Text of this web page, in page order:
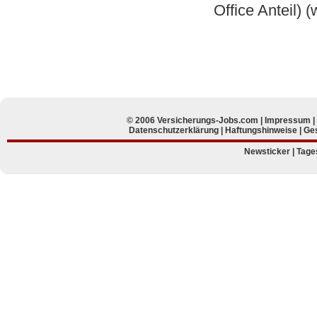
Office Anteil)
© 2006 Versicherungs-Jobs.com | Impressum
Datenschutzerklärung
Haftungshinweise
Newsticker |